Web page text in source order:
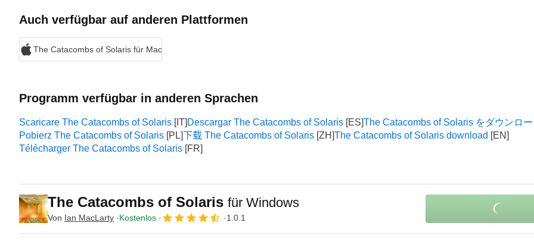
Auch verfügbar auf anderen Plattformen
The Catacombs of Solaris für Mac
Programm verfügbar in anderen Sprachen
Scaricare The Catacombs of Solaris Descargar The Catacombs of Solaris
The Catacombs of Solaris をダウンロー
Pobierz The Catacombs of Solaris
下载 The Catacombs of Solaris
The Catacombs of Solaris download
Télécharger The Catacombs of Solaris
The Catacombs of Solaris für Windows
Von Ian MacLarty Kostenlos 1.0.1